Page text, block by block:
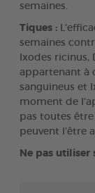
semaines.
Tiques :
semaines
Ixodes
appartenant à
sanguineus et
moment de
pas toutes
peuvent l'être
Ne pas utiliser